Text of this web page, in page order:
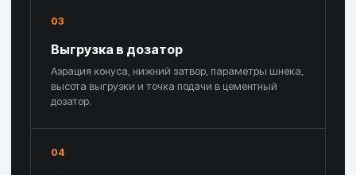
03
Выгрузка в дозатор
Аэрация конуса, нижний затвор, параметры шнека,
высота выгрузки и точка подачи в цементный
дозатор.
04